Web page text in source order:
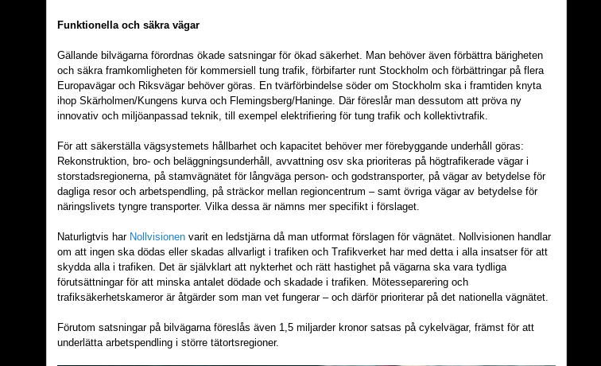
Funktionella och säkra vägar
Gällande bilvägarna förordnas ökade satsningar för ökad säkerhet. Man behöver även förbättra bärigheten
och säkra framkomligheten för kommersiell tung trafik, förbifarter runt Stockholm och förbättringar på flera
Europavägar och Riksvägar behöver göras. En tvärförbindelse söder om Stockholm ska i framtiden knyta
ihop Skärholmen/Kungens kurva och Flemingsberg/Haninge. Där föreslår man dessutom att pröva ny
innovativ och miljöanpassad teknik, till exempel elektrifiering för tung trafik och kollektivtrafik.
För att säkerställa vägsystemets hållbarhet och kapacitet behöver mer förebyggande underhåll göras:
Rekonstruktion, bro- och beläggningsunderhåll, avvattning osv ska prioriteras på högtrafikerade vägar i
storstadsregionerna, på stamvägnätet för långväga person- och godstransporter, på vägar av betydelse för
dagliga resor och arbetspendling, på sträckor mellan regioncentrum – samt övriga vägar av betydelse för
näringslivets tyngre transporter. Vilka dessa är nämns mer specifikt i förslaget.
Naturligtvis har Nollvisionen varit en ledstjärna då man utformat förslagen för vägnätet. Nollvisionen handlar
om att ingen ska dödas eller skadas allvarligt i trafiken och Trafikverket har med detta i alla insatser för att
skydda alla i trafiken. Det är självklart att nykterhet och rätt hastighet på vägarna ska vara tydliga
förutsättningar för att minska antalet dödade och skadade i trafiken. Mötesseparering och
trafiksäkerhetskameror är åtgärder som man vet fungerar – och därför prioriterar på det nationella vägnätet.
Förutom satsningar på bilvägarna föreslås även 1,5 miljarder kronor satsas på cykelvägar, främst för att
underlätta arbetspendling i större tätortsregioner.